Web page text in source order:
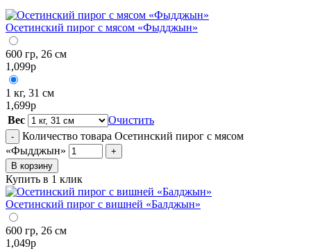
Осетинский пирог с мясом «Фыдджын»
600 гр, 26 см
1,099р
1 кг, 31 см
1,699р
Вес
Очистить
-
Количество товара Осетинский пирог с мясом
«Фыдджын»
+
В корзину
Купить в 1 клик
Осетинский пирог с вишней «Балджын»
600 гр, 26 см
1,049р